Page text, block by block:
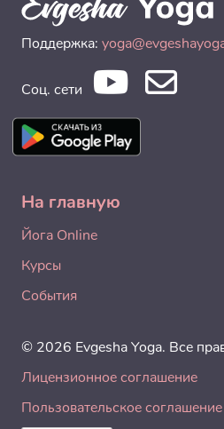
Поддержка:
Соц. сети
На главную
Йога Online
Курсы
События
© 2026 Evgesha Yoga. Все
Лицензионное соглашение
Пользовательское